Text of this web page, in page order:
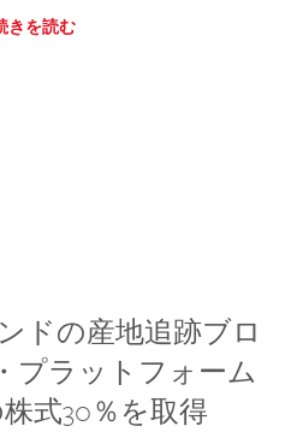
きを読む
ドの産地追跡ブロ
プラットフォーム
株式30％を取得